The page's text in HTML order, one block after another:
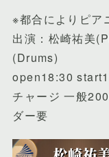
※都合によりピア
出演：松崎祐美
(Drums)
open18:30
チャージ 一般
ダー要